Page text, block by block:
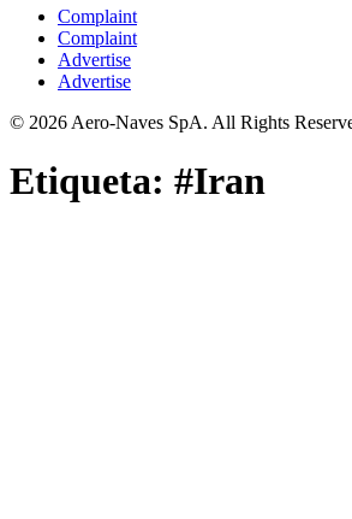
Complaint
Complaint
Advertise
Advertise
© 2026 Aero-Naves SpA. All Rights
Etiqueta: #Iran